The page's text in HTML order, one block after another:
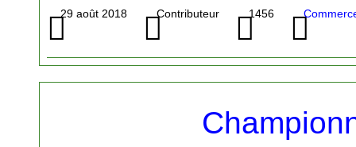
29 août 2018 Contributeur 1456